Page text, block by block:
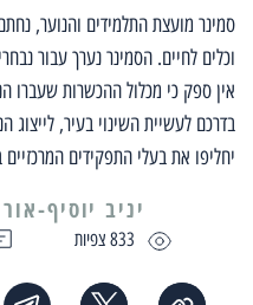
סמינר מועצת התלמידים והנוער,
וכלים לחיים. הסמינר נערך עבור
אין ספק כי מכלול ההכשרות שעברו
בדרכם לעשיית השינוי בעיר, לייצוג
יחליפו את בעלי התפקידים
833 צפיות
יניב יוסיף-אור